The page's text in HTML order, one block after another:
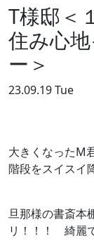
T様邸＜
住み心
ー＞
23.09.19 Tue
大きくなったM
階段をスイスイ
旦那様の書斎本
リ！！！ 綺麗